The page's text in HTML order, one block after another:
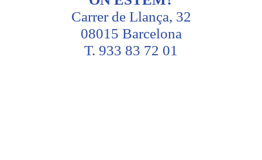
Carrer de Llança, 32
08015 Barcelona
T. 933 83 72 01